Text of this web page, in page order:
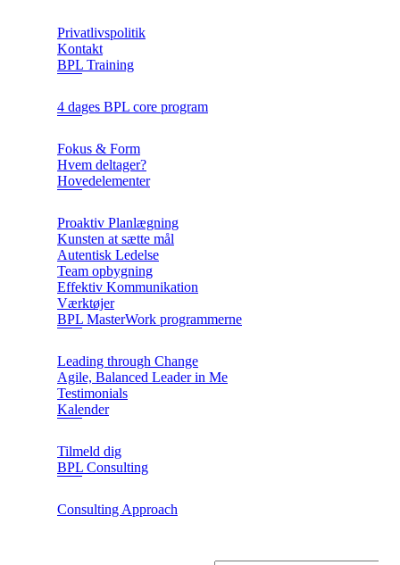
Privatlivspolitik
Kontakt
BPL Training
4 dages BPL core program
Fokus & Form
Hvem deltager?
Hovedelementer
Proaktiv Planlægning
Kunsten at sætte mål
Autentisk Ledelse
Team opbygning
Effektiv Kommunikation
Værktøjer
BPL MasterWork programmerne
Leading through Change
Agile, Balanced Leader in Me
Testimonials
Kalender
Tilmeld dig
BPL Consulting
Consulting Approach